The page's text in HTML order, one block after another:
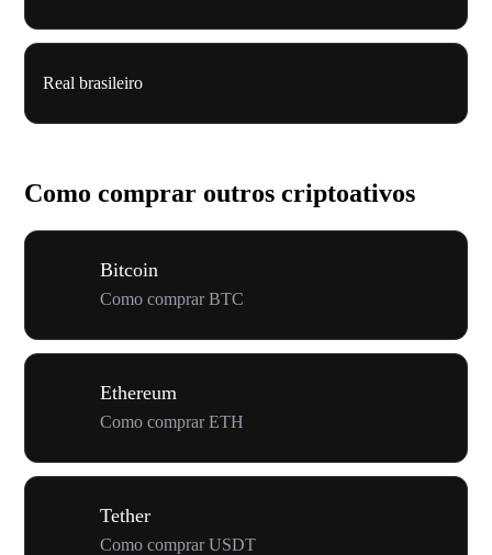
Real brasileiro
Como comprar outros criptoativos
Bitcoin
Como comprar BTC
Ethereum
Como comprar ETH
Tether
Como comprar USDT